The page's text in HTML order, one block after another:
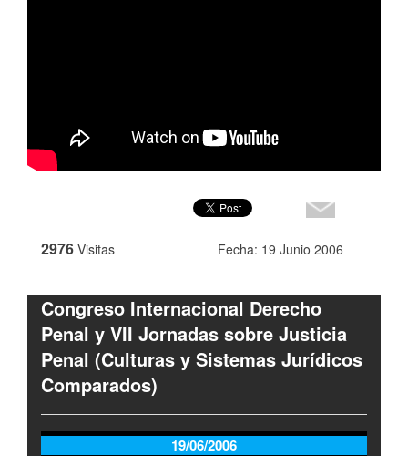
2976 Visitas Fecha: 19 Junio 2006
Congreso Internacional Derecho
Penal y VII Jornadas sobre Justicia
Penal (Culturas y Sistemas Jurídicos
Comparados)
19/06/2006